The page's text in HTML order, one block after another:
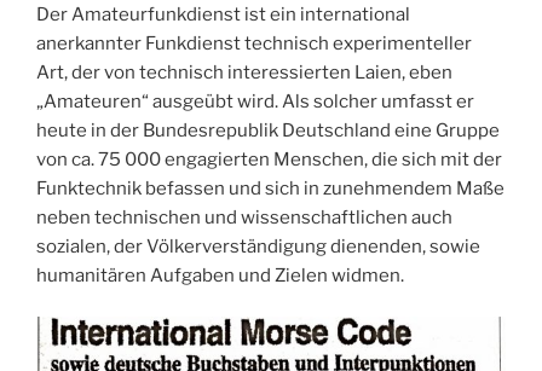
Der Amateurfunkdienst ist ein international
anerkannter Funkdienst technisch experimenteller
Art, der von technisch interessierten Laien, eben
„Amateuren“ ausgeübt wird. Als solcher umfasst er
heute in der Bundesrepublik Deutschland eine Gruppe
von ca. 75 000 engagierten Menschen, die sich mit der
Funktechnik befassen und sich in zunehmendem Maße
neben technischen und wissenschaftlichen auch
sozialen, der Völkerverständigung dienenden, sowie
humanitären Aufgaben und Zielen widmen.